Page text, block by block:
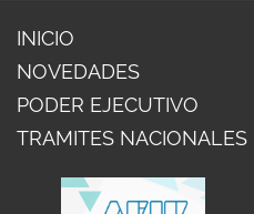
INICIO
NOVEDADES
PODER EJECUTIVO
TRAMITES NACIONALES